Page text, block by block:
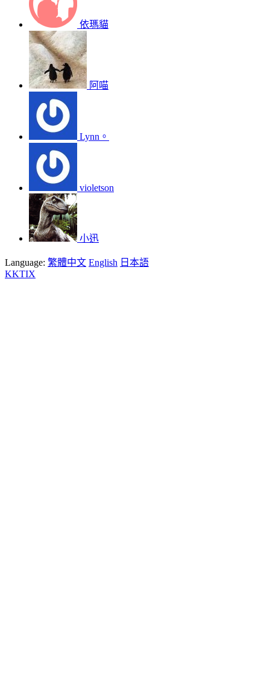
依瑪貓
阿喵
Lynn。
violetson
小迅
Language: 繁體中文 English 日本語
KKTIX